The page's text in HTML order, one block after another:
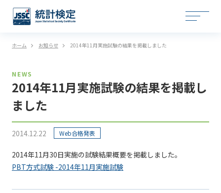
ホーム お知らせ 2014年11月実施試験の結果を掲載しました
NEWS
2014年11月実施試験の結果を掲載し
ました
2014.12.22 Web合格発表
2014年11月30日実施の試験結果概要を掲載しました。
PBT方式試験 -2014年11月実施試験